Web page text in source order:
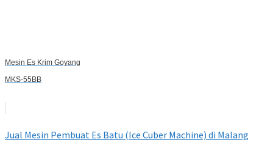
Mesin Es Krim Goyang
MKS-55BB
Jual Mesin Pembuat Es Batu (Ice Cuber Machine) di Malang